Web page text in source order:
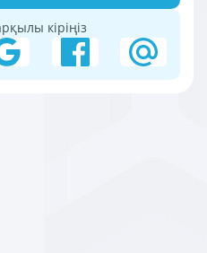
кіріңіз